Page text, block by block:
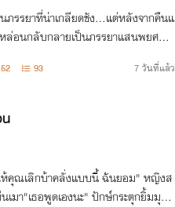
ภรรยาที่น่าเกลียดชัง...แต่หลังจากคืนแ
อนกลับกลายเป็นภรรยาแสนพยศ...ข
93 7 วันที่แล้ว
ห้คุณเลิกบ้าคลั่งแบบนี้ ฉันยอม" หญิงส
เมา"เธอพูดเองนะ" ปักษ์กระตุกยิ้มมุมป